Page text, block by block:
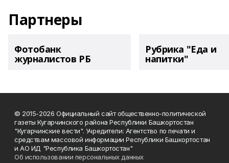
Партнеры
Фотобанк
журналистов РБ
Рубрика "Еда и
напитки"
© 2015-2026 Официальный сайт общественно-политической
газеты Кугарчинского района Республики Башкортостан
"Кугарчинские вести". Учредители: Агентство по печати и
средствам массовой информации Республики Башкортостан
и АО ИД "Республика Башкортостан"
Об использовании персональных данных